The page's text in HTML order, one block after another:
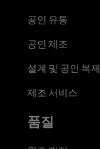
공인 유통
공인 제조
설계 및 공인 복제
제조 서비스
품질